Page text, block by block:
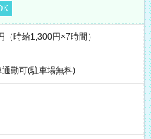
時給1,300円×7時間）
通勤可(駐車場無料)